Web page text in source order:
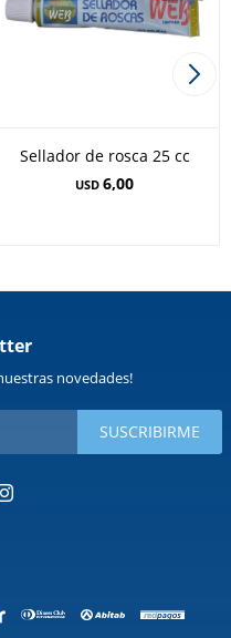
Sellador de rosca 25 cc
USD 6,00
novedades!
SUSCRIBIRME